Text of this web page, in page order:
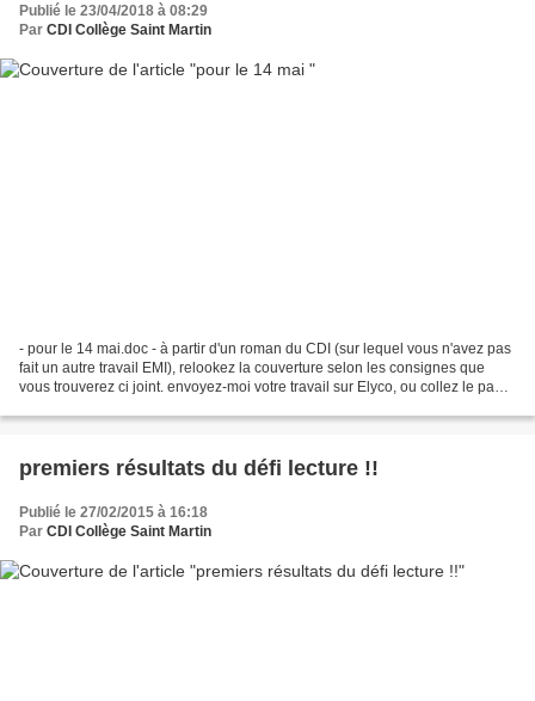
Publié le 23/04/2018 à 08:29
Par CDI Collège Saint Martin
- pour le 14 mai.doc - à partir d'un roman du CDI (sur lequel vous n'avez pas
fait un autre travail EMI), relookez la couverture selon les consignes que
vous trouverez ci joint. envoyez-moi votre travail sur Elyco, ou collez le page
premiers résultats du défi lecture !!
Publié le 27/02/2015 à 16:18
Par CDI Collège Saint Martin